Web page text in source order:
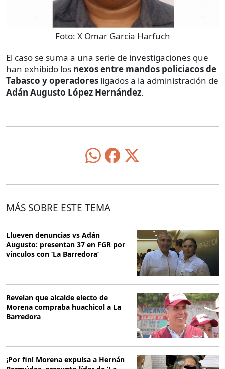
Foto: X Omar García Harfuch
El caso se suma a una serie de investigaciones que
han exhibido los nexos entre mandos policiacos de
Tabasco y operadores ligados a la administración de
Adán Augusto López Hernández.
MÁS SOBRE ESTE TEMA
Llueven denuncias vs Adán
Augusto: presentan 37 en FGR por
vínculos con ‘La Barredora’
Revelan que alcalde electo de
Morena compraba huachicol a La
Barredora
¡Por fin! Morena expulsa a Hernán